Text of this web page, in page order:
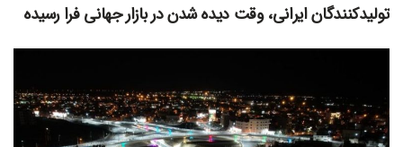
تولیدکنندگان ایرانی، وقت دیده شدن در بازار جهانی فرا رسیده